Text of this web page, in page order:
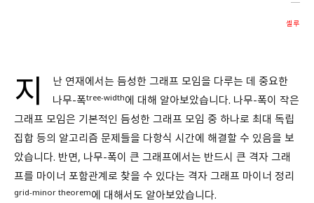
셀루
지
난 연재에서는 듬성한 그래프 모임을 다루는 데 중요한
나무-폭tree-width에 대해 알아보았습니다. 나무-폭이 작은
그래프 모임은 기본적인 듬성한 그래프 모임 중 하나로 최대 독립
집합 등의 알고리즘 문제들을 다항식 시간에 해결할 수 있음을 보
았습니다. 반면, 나무-폭이 큰 그래프에서는 반드시 큰 격자 그래
프를 마이너 포함관계로 찾을 수 있다는 격자 그래프 마이너 정리
grid-minor theorem에 대해서도 알아보았습니다.